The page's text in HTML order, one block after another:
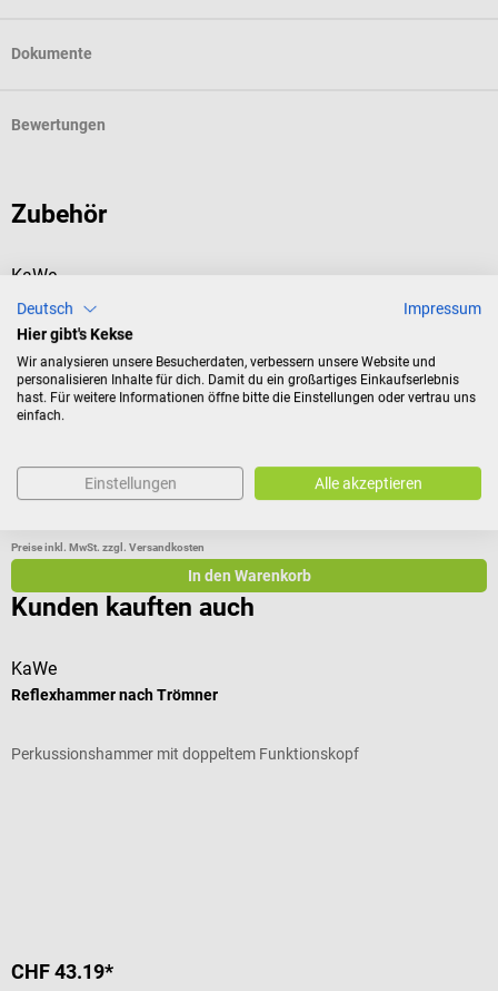
Dokumente
Bewertungen
Zubehör
KaWe
EUROLIGHT E10 Ophthalmoskop
Mit Kreisblende & Batteriegriff C aus Metall
Durchschnittliche Bewertung von 4 von 5 Sternen
Preise inkl. MwSt. zzgl. Versandkosten
In den Warenkorb
Kunden kauften auch
KaWe
Reflexhammer nach Trömner
Perkussionshammer mit doppeltem Funktionskopf
CHF 43.19*
Deutsch
Impressum
Hier gibt's Kekse
Wir analysieren unsere Besucherdaten, verbessern unsere Website und
personalisieren Inhalte für dich. Damit du ein großartiges Einkaufserlebnis
hast. Für weitere Informationen öffne bitte die Einstellungen oder vertrau uns
einfach.
Einstellungen Alle akzeptieren